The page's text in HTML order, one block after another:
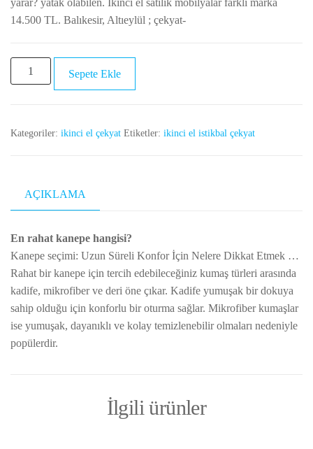
yarar? yatak olabilen. İkinci el satılık mobilyalar farklı marka
14.500 TL. Balıkesir, Altıeylül ; çekyat-
Yataklı
çekyat.
yatabilir
kanepe
Sepete Ekle
Kategoriler: ikinci el çekyat Etiketler: ikinci el istikbal çekyat
AÇIKLAMA
En rahat kanepe hangisi?
Kanepe seçimi: Uzun Süreli Konfor İçin Nelere Dikkat Etmek …
Rahat bir kanepe için tercih edebileceğiniz kumaş türleri arasında
kadife, mikrofiber ve deri öne çıkar. Kadife yumuşak bir dokuya
sahip olduğu için konforlu bir oturma sağlar. Mikrofiber kumaşlar
ise yumuşak, dayanıklı ve kolay temizlenebilir olmaları nedeniyle
popülerdir.
İlgili ürünler